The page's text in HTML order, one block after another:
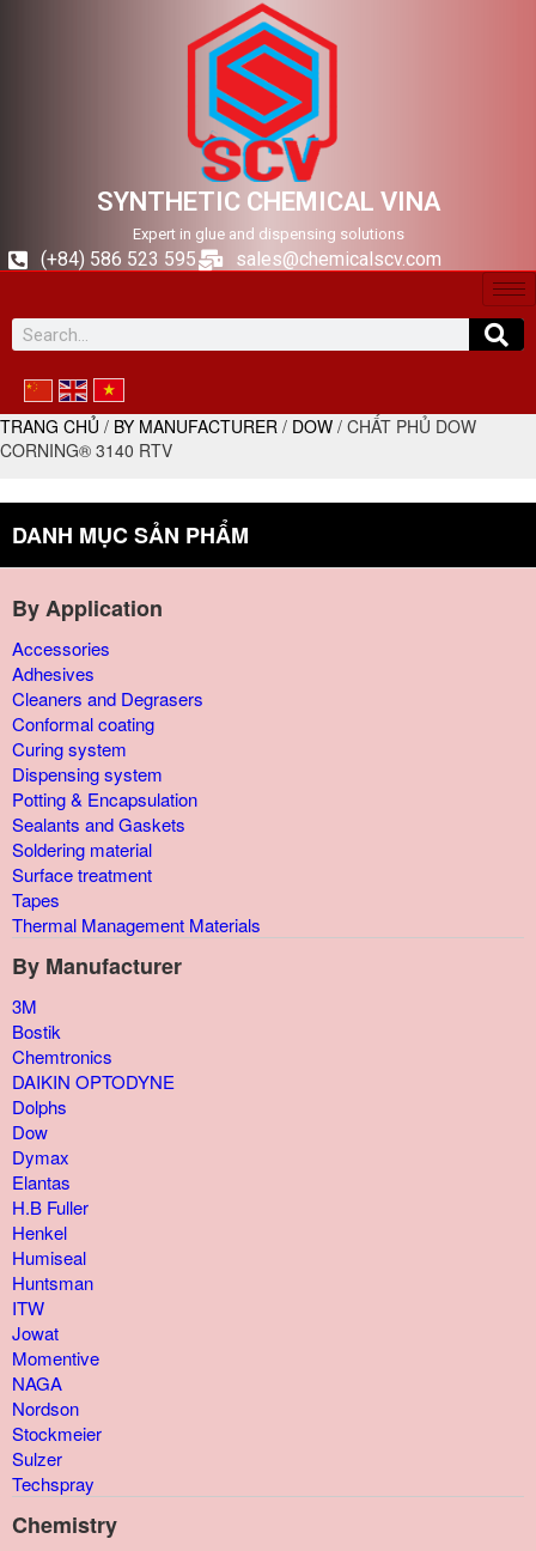
SYNTHETIC CHEMICAL VINA
Expert in glue and dispensing solutions
(+84) 586 523 595 sales@chemicalscv.com
TRANG CHỦ / BY MANUFACTURER / DOW / CHẤT PHỦ DOW
CORNING® 3140 RTV
DANH MỤC SẢN PHẨM
By Application
Accessories
Adhesives
Cleaners and Degrasers
Conformal coating
Curing system
Dispensing system
Potting & Encapsulation
Sealants and Gaskets
Soldering material
Surface treatment
Tapes
Thermal Management Materials
By Manufacturer
3M
Bostik
Chemtronics
DAIKIN OPTODYNE
Dolphs
Dow
Dymax
Elantas
H.B Fuller
Henkel
Humiseal
Huntsman
ITW
Jowat
Momentive
NAGA
Nordson
Stockmeier
Sulzer
Techspray
Chemistry